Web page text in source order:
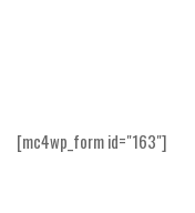
[mc4wp_form id="163"]